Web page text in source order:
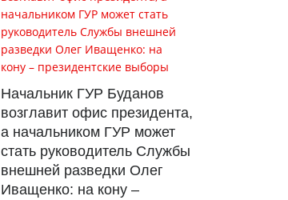
Начальник ГУР Буданов
возглавит офис президента,
а начальником ГУР может
стать руководитель Службы
внешней разведки Олег
Иващенко: на кону –